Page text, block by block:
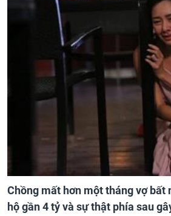
Chồng mất hơn một tháng vợ bất
hộ gần 4 tỷ và sự thật phía sau